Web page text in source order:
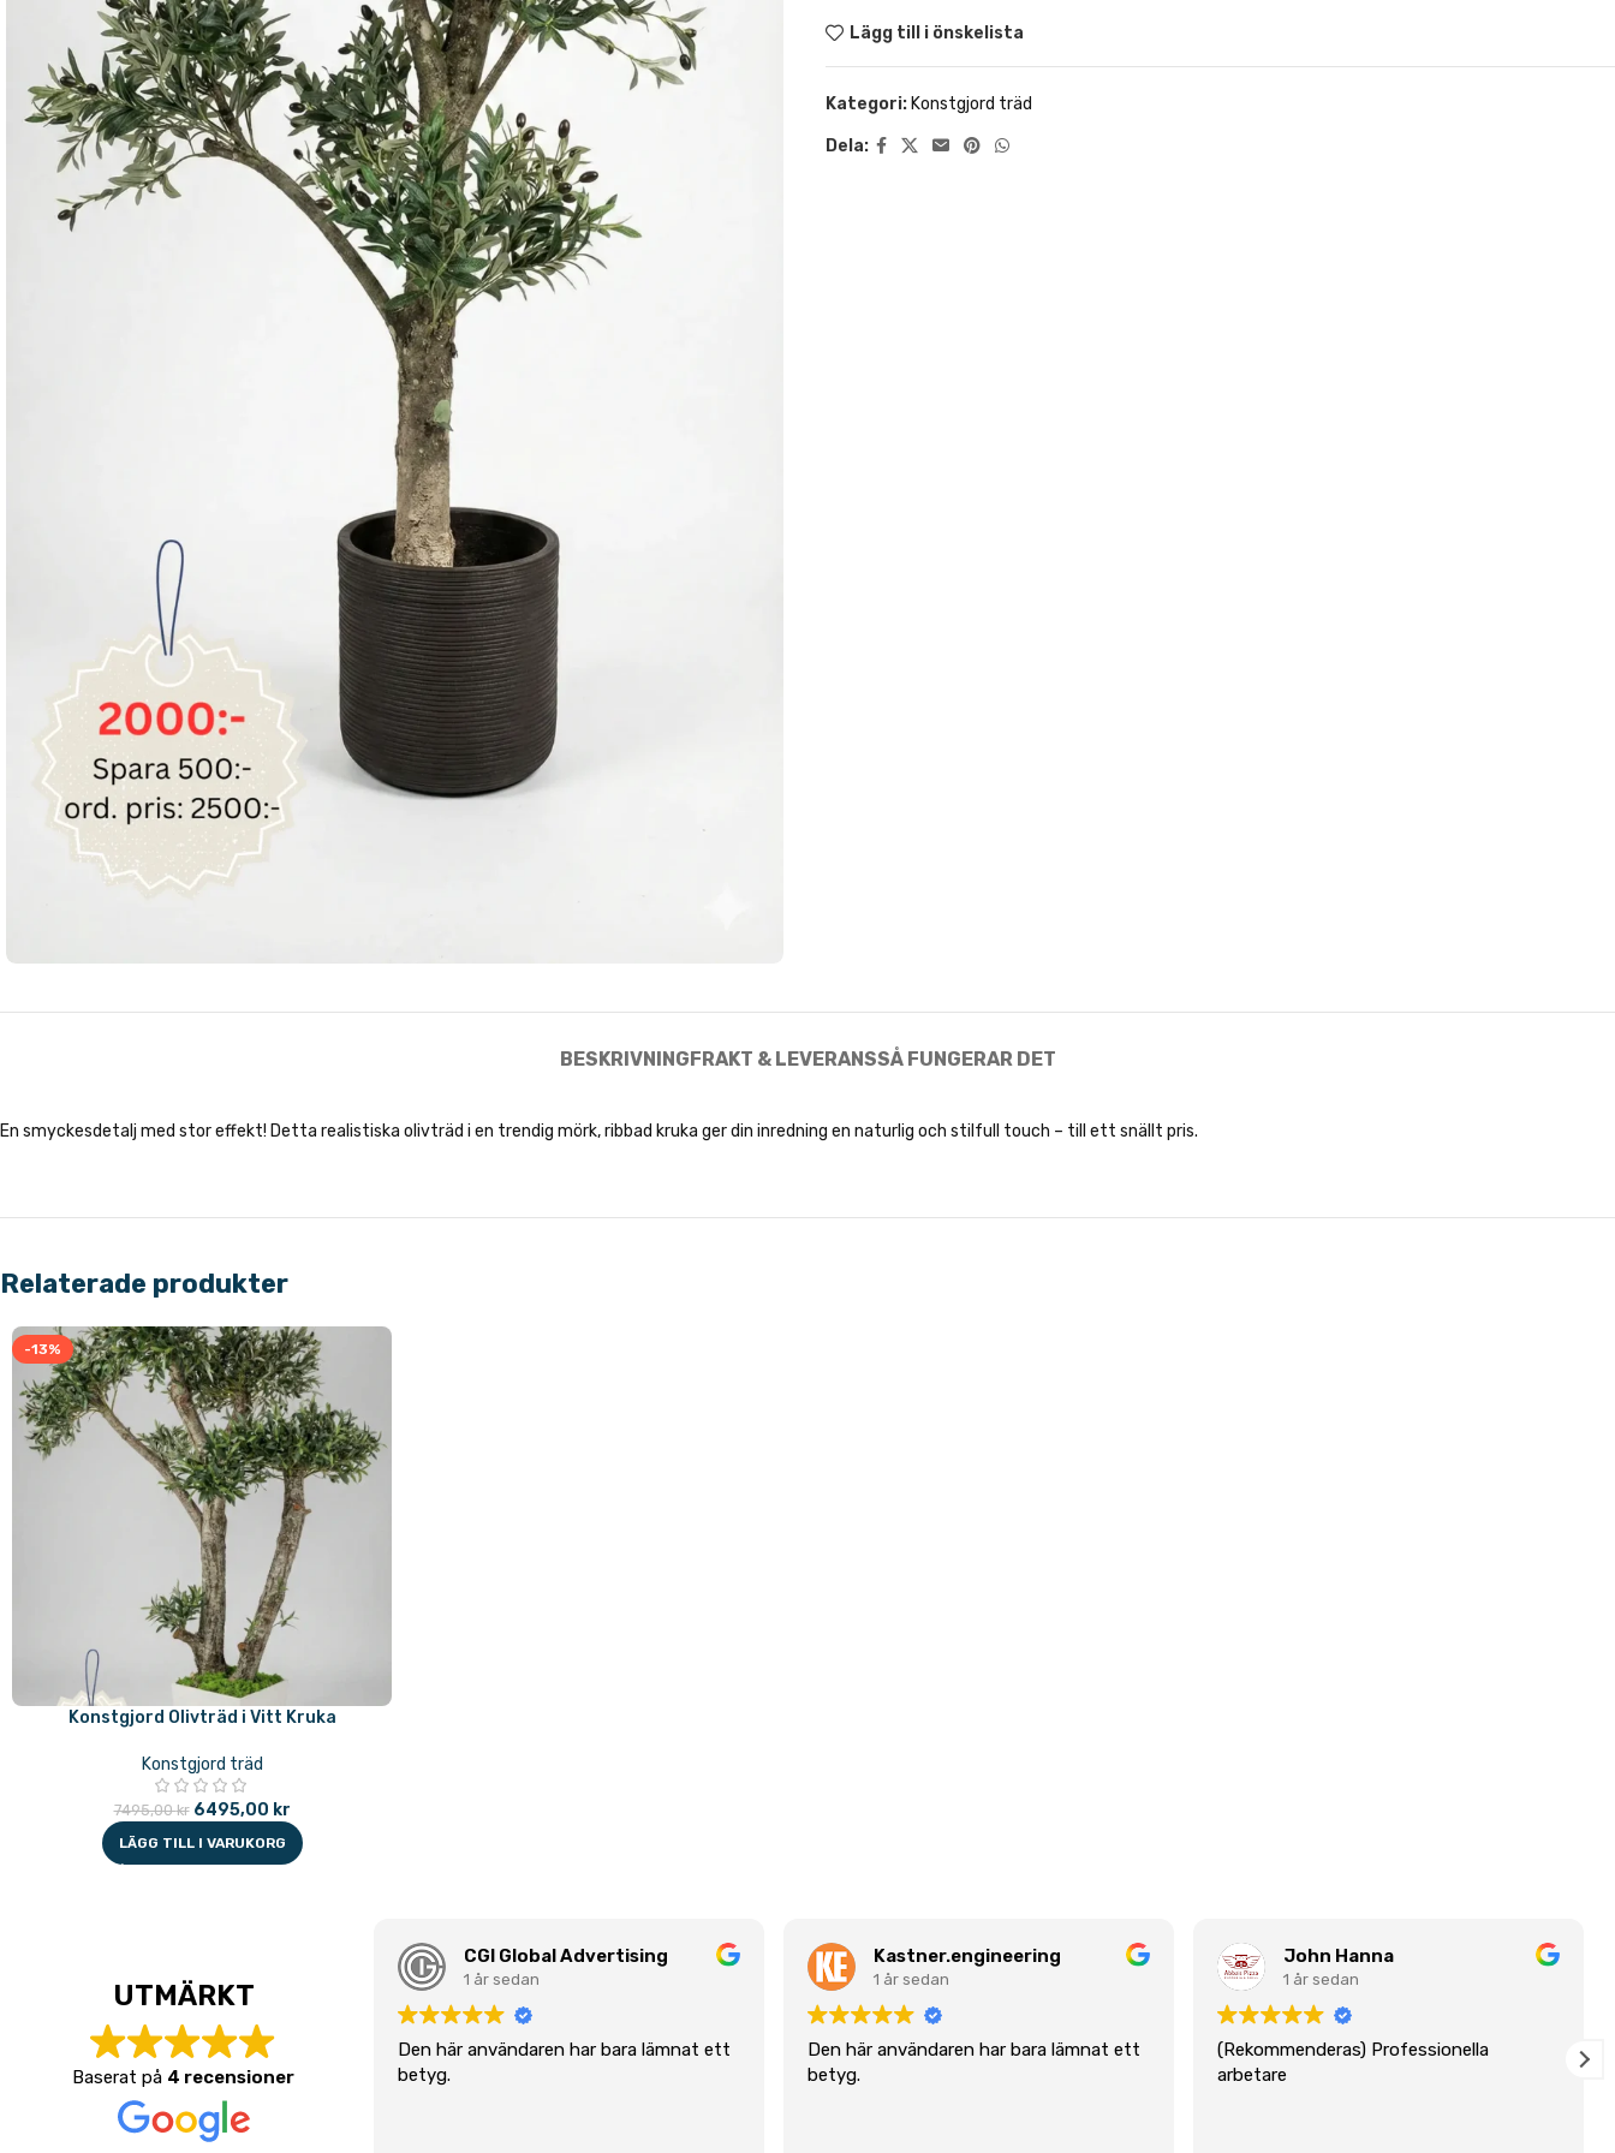
Lägg till i önskelista
Kategori: Konstgjord träd
Dela:
BESKRIVNINGFRAKT & LEVERANSSÅ FUNGERAR DET
En smyckesdetalj med stor effekt! Detta realistiska olivträd i en trendig mörk, ribbad kruka ger din inredning en naturlig och stilfull touch – till ett snällt pris.
Relaterade produkter
-13%
Konstgjord Olivträd i Vitt Kruka
Konstgjord träd
7495,00kr 6495,00 kr
LÄGG TILL I VARUKORG
UTMÄRKT
Baserat på 4 recensioner
CGI Global Advertising
1 år sedan
Den här användaren har bara lämnat ett
betyg.
Kastner.engineering
1 år sedan
Den här användaren har bara lämnat ett
betyg.
John Hanna
1 år sedan
(Rekommenderas) Professionella
arbetare